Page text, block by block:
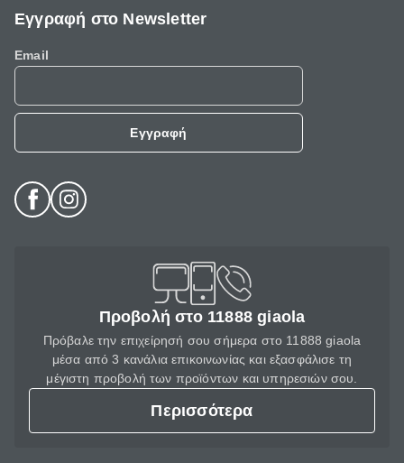
Εγγραφή στο Newsletter
Email
Εγγραφή
Προβολή στο 11888 giaola
Πρόβαλε την επιχείρησή σου σήμερα στο 11888 giaola
μέσα από 3 κανάλια επικοινωνίας και εξασφάλισε τη
μέγιστη προβολή των προϊόντων και υπηρεσιών σου.
Περισσότερα